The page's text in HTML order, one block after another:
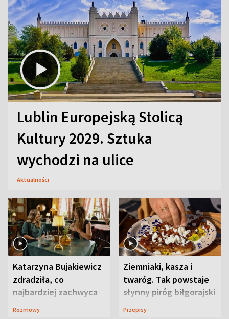
Lublin Europejską Stolicą
Kultury 2029. Sztuka
wychodzi na ulice
Aktualności
Katarzyna Bujakiewicz
zdradziła, co
najbardziej zachwyca
ją w Lublinie
Rozmowy
Ziemniaki, kasza i
twaróg. Tak powstaje
słynny piróg biłgorajski
Przepisy